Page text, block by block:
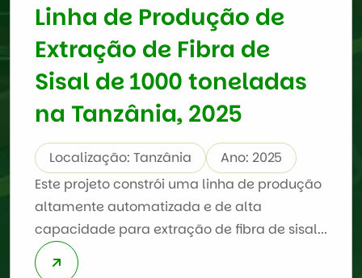
Linha de Produção de
Extração de Fibra de
Sisal de 1000 toneladas
na Tanzânia, 2025
Localização: Tanzânia
Ano: 2025
Este projeto constrói uma linha de produção
altamente automatizada e de alta
capacidade para extração de fibra de sisal...